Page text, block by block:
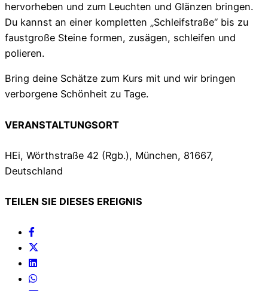
hervorheben und zum Leuchten und Glänzen bringen.
Du kannst an einer kompletten „Schleifstraße“ bis zu
faustgroße Steine formen, zusägen, schleifen und
polieren.
Bring deine Schätze zum Kurs mit und wir bringen
verborgene Schönheit zu Tage.
VERANSTALTUNGSORT
HEi, Wörthstraße 42 (Rgb.), München, 81667,
Deutschland
TEILEN SIE DIESES EREIGNIS